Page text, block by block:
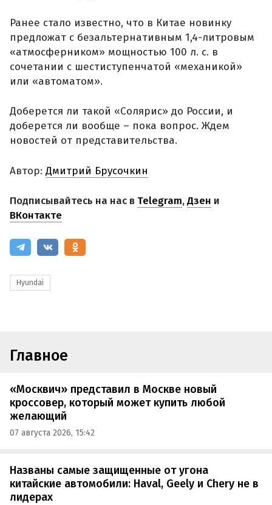
Ранее стало известно, что в Китае новинку
предложат с безальтернативным 1,4-литровым
«атмосферником» мощностью 100 л. с. в
сочетании с шестиступенчатой «механикой»
или «автоматом».
Доберется ли такой «Солярис» до России, и
доберется ли вообще – пока вопрос. Ждем
новостей от представительства.
Автор: Дмитрий Брусочкин
Подписывайтесь на нас в Telegram,Дзен и
ВКонтакте
Hyundai
Главное
«Москвич» представил в Москве новый
кроссовер, который может купить любой
желающий
07 августа 2026, 15:42
Названы самые защищенные от угона
китайские автомобили: Haval, Geely и Chery не в
лидерах